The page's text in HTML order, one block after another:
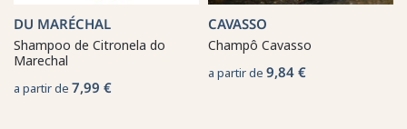
DU MARÉCHAL
Shampoo de Citronela do
Marechal
a partir de 7,99 €
CAVASSO
Champô Cavasso
a partir de 9,84 €